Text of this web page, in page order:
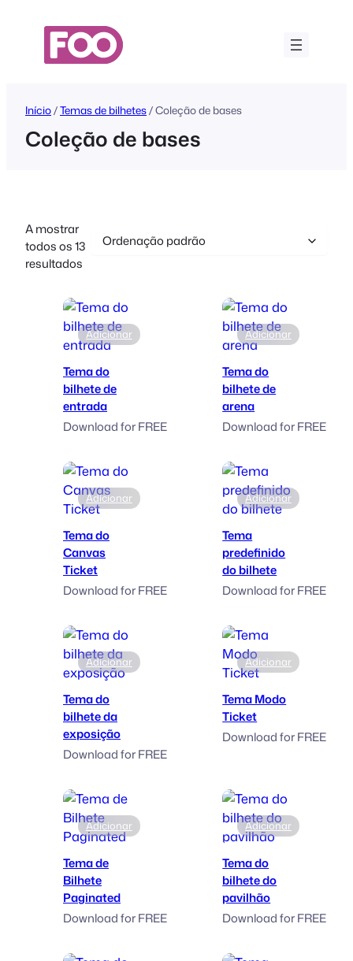
Início/Temas de bilhetes/ Coleção de bases
Coleção de bases
A mostrar
todos os 13
resultados
Adicionar
Tema do
bilhete de
entrada
Download for FREE
Adicionar
Tema do
bilhete de
arena
Download for FREE
Adicionar
Tema do
Canvas
Ticket
Download for FREE
Adicionar
Tema
predefinido
do bilhete
Download for FREE
Adicionar
Tema do
bilhete da
exposição
Download for FREE
Adicionar
Tema Modo
Ticket
Download for FREE
Adicionar
Tema de
Bilhete
Paginated
Download for FREE
Adicionar
Tema do
bilhete do
pavilhão
Download for FREE